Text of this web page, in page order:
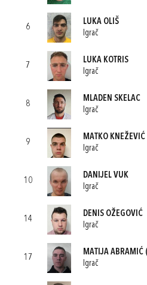
6
LUKA OLIŠ
Igrač
7
LUKA KOTRIS
Igrač
8
MLADEN SKELAC
Igrač
9
MATKO KNEŽEVIĆ
Igrač
10
DANIJEL VUK
Igrač
14
DENIS OŽEGOVIĆ
Igrač
17
MATIJA ABRAMIĆ
Igrač